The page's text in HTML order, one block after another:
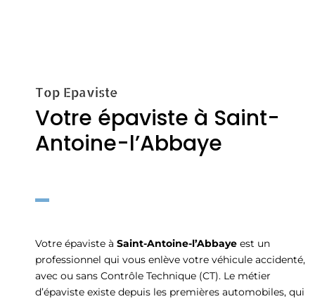
Top Epaviste
Votre épaviste à Saint-
Antoine-l’Abbaye
Votre épaviste à Saint-Antoine-l’Abbaye est un
professionnel qui vous enlève votre véhicule accidenté,
avec ou sans Contrôle Technique (CT). Le métier
d’épaviste existe depuis les premières automobiles, qui